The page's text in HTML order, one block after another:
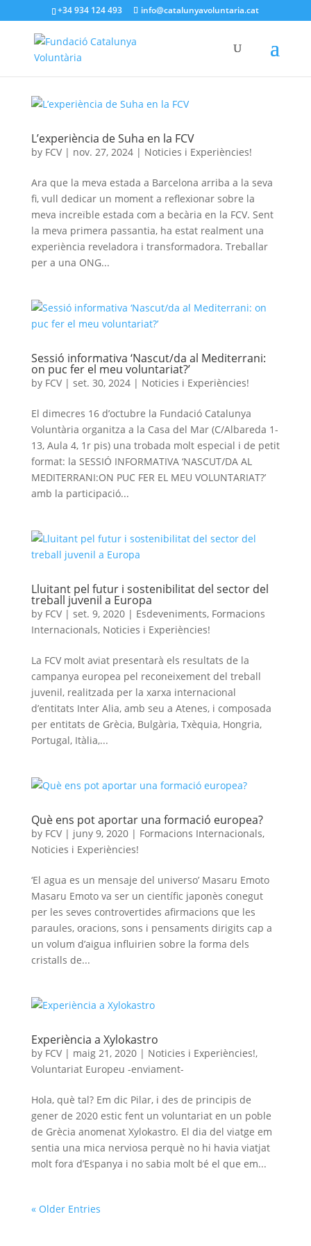
+34 934 124 493 info@catalunyavoluntaria.cat
L’experiència de Suha en la FCV
by FCV| nov. 27, 2024| Noticies i Experiències!
Ara que la meva estada a Barcelona arriba a la seva
fi, vull dedicar un moment a reflexionar sobre la
meva increïble estada com a becària en la FCV. Sent
la meva primera passantia, ha estat realment una
experiència reveladora i transformadora. Treballar
per a una ONG...
Sessió informativa ‘Nascut/da al Mediterrani:
on puc fer el meu voluntariat?’
by FCV| set. 30, 2024| Noticies i Experiències!
El dimecres 16 d’octubre la Fundació Catalunya
Voluntària organitza a la Casa del Mar (C/Albareda 1-
13, Aula 4, 1r pis) una trobada molt especial i de petit
format: la SESSIÓ INFORMATIVA ‘NASCUT/DA AL
MEDITERRANI:ON PUC FER EL MEU VOLUNTARIAT?’
amb la participació...
Lluitant pel futur i sostenibilitat del sector del
treball juvenil a Europa
by FCV| set. 9, 2020| Esdeveniments, Formacions
Internacionals, Noticies i Experiències!
La FCV molt aviat presentarà els resultats de la
campanya europea pel reconeixement del treball
juvenil, realitzada per la xarxa internacional
d’entitats Inter Alia, amb seu a Atenes, i composada
per entitats de Grècia, Bulgària, Txèquia, Hongria,
Portugal, Itàlia,...
Què ens pot aportar una formació europea?
by FCV| juny 9, 2020| Formacions Internacionals,
Noticies i Experiències!
‘El agua es un mensaje del universo’ Masaru Emoto
Masaru Emoto va ser un científic japonès conegut
per les seves controvertides afirmacions que les
paraules, oracions, sons i pensaments dirigits cap a
un volum d’aigua influirien sobre la forma dels
cristalls de...
Experiència a Xylokastro
by FCV| maig 21, 2020| Noticies i Experiències!,
Voluntariat Europeu -enviament-
Hola, què tal? Em dic Pilar, i des de principis de
gener de 2020 estic fent un voluntariat en un poble
de Grècia anomenat Xylokastro. El dia del viatge em
sentia una mica nerviosa perquè no hi havia viatjat
molt fora d’Espanya i no sabia molt bé el que em...
« Older Entries